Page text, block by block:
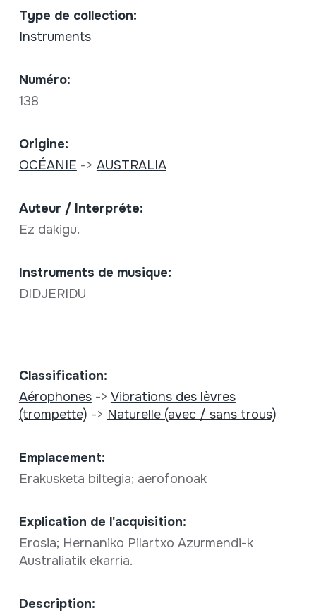
Type de collection:
Instruments
Numéro:
138
Origine:
OCÉANIE -> AUSTRALIA
Auteur / Interpréte:
Ez dakigu.
Instruments de musique:
DIDJERIDU
Classification:
Aérophones-> Vibrations des lèvres
(trompette) -> Naturelle (avec / sans trous)
Emplacement:
Erakusketa biltegia; aerofonoak
Explication de l'acquisition:
Erosia; Hernaniko Pilartxo Azurmendi-k
Australiatik ekarria.
Description: